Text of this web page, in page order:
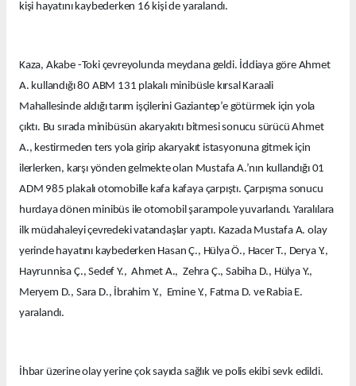
kişi hayatını kaybederken 16 kişi de yaralandı.
Kaza, Akabe -Toki çevreyolunda meydana geldi. İddiaya göre Ahmet
A. kullandığı 80 ABM 131 plakalı minibüsle kırsal Karaali
Mahallesinde aldığı tarım işçilerini Gaziantep’e götürmek için yola
çıktı. Bu sırada minibüsün akaryakıtı bitmesi sonucu sürücü Ahmet
A., kestirmeden ters yola girip akaryakıt istasyonuna gitmek için
ilerlerken, karşı yönden gelmekte olan Mustafa A.’nın kullandığı 01
ADM 985 plakalı otomobille kafa kafaya çarpıştı. Çarpışma sonucu
hurdaya dönen minibüs ile otomobil şarampole yuvarlandı. Yaralılara
ilk müdahaleyi çevredeki vatandaşlar yaptı. Kazada Mustafa A. olay
yerinde hayatını kaybederken Hasan Ç., Hülya Ö., Hacer T., Derya Y.,
Hayrunnisa Ç., Sedef Y., Ahmet A., Zehra Ç., Sabiha D., Hülya Y.,
Meryem D., Sara D., İbrahim Y., Emine Y., Fatma D. ve Rabia E.
yaralandı.
İhbar üzerine olay yerine çok sayıda sağlık ve polis ekibi sevk edildi.